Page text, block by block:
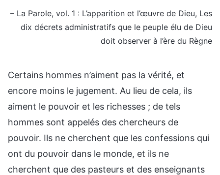
– La Parole, vol. 1 : L’apparition et l’œuvre de Dieu, Les
dix décrets administratifs que le peuple élu de Dieu
doit observer à l’ère du Règne
Certains hommes n’aiment pas la vérité, et
encore moins le jugement. Au lieu de cela, ils
aiment le pouvoir et les richesses ; de tels
hommes sont appelés des chercheurs de
pouvoir. Ils ne cherchent que les confessions qui
ont du pouvoir dans le monde, et ils ne
cherchent que des pasteurs et des enseignants